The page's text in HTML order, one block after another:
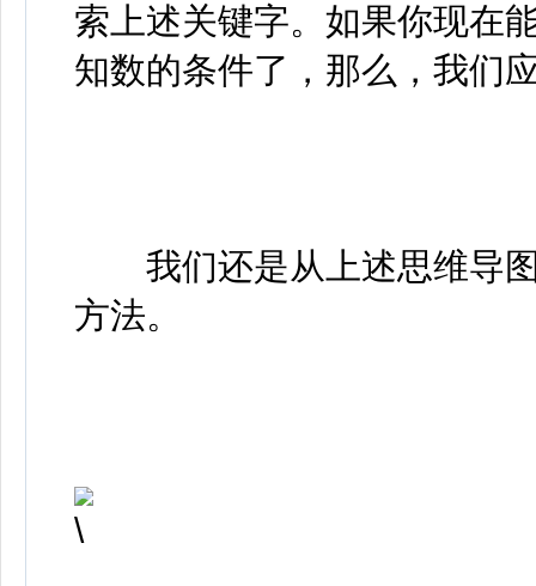
索上述关键字。如果你现在
知数的条件了，那么，我们
我们还是从上述思维导图
方法。